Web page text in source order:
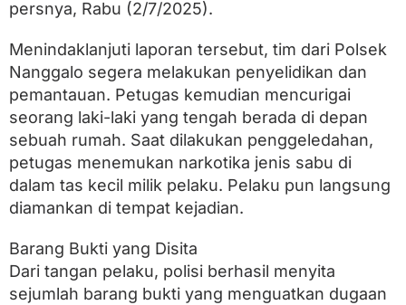
persnya, Rabu (2/7/2025).
Menindaklanjuti laporan tersebut, tim dari Polsek
Nanggalo segera melakukan penyelidikan dan
pemantauan. Petugas kemudian mencurigai
seorang laki-laki yang tengah berada di depan
sebuah rumah. Saat dilakukan penggeledahan,
petugas menemukan narkotika jenis sabu di
dalam tas kecil milik pelaku. Pelaku pun langsung
diamankan di tempat kejadian.
Barang Bukti yang Disita
Dari tangan pelaku, polisi berhasil menyita
sejumlah barang bukti yang menguatkan dugaan